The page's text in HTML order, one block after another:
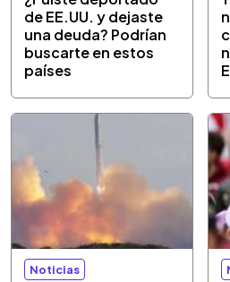
de EE.UU. y dejaste
una deuda? Podrían
buscarte en estos
países
Noticias